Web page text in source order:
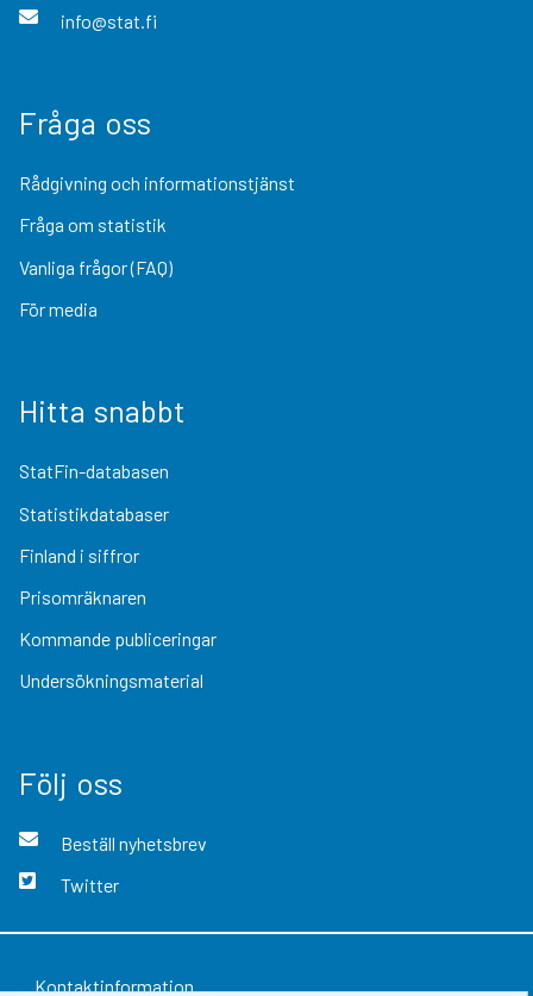
info@stat.fi
Fråga oss
Rådgivning och informationstjänst
Fråga om statistik
Vanliga frågor (FAQ)
För media
Hitta snabbt
StatFin-databasen
Statistikdatabaser
Finland i siffror
Prisomräknaren
Kommande publiceringar
Undersökningsmaterial
Följ oss
Beställ nyhetsbrev
Twitter
Kontaktinformation